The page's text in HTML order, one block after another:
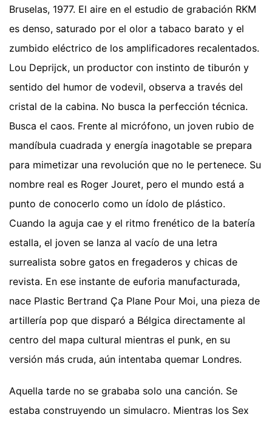
Bruselas, 1977. El aire en el estudio de grabación RKM
es denso, saturado por el olor a tabaco barato y el
zumbido eléctrico de los amplificadores recalentados.
Lou Deprijck, un productor con instinto de tiburón y
sentido del humor de vodevil, observa a través del
cristal de la cabina. No busca la perfección técnica.
Busca el caos. Frente al micrófono, un joven rubio de
mandíbula cuadrada y energía inagotable se prepara
para mimetizar una revolución que no le pertenece. Su
nombre real es Roger Jouret, pero el mundo está a
punto de conocerlo como un ídolo de plástico.
Cuando la aguja cae y el ritmo frenético de la batería
estalla, el joven se lanza al vacío de una letra
surrealista sobre gatos en fregaderos y chicas de
revista. En ese instante de euforia manufacturada,
nace Plastic Bertrand Ça Plane Pour Moi, una pieza de
artillería pop que disparó a Bélgica directamente al
centro del mapa cultural mientras el punk, en su
versión más cruda, aún intentaba quemar Londres.
Aquella tarde no se grababa solo una canción. Se
estaba construyendo un simulacro. Mientras los Sex